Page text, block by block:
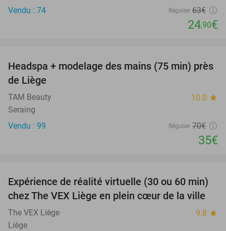
Vendu : 74
Régulier 63€
24,90€
50%
Headspa + modelage des mains (75 min) près
de Liège
TAM Beauty 10.0 star
Seraing
Vendu : 99
Régulier 70€
35€
38%
Expérience de réalité virtuelle (30 ou 60 min)
chez The VEX Liège en plein cœur de la ville
The VEX Liège 9.8 star
Liège